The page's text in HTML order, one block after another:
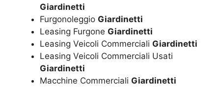
Giardinetti
Furgonoleggio Giardinetti
Leasing Furgone Giardinetti
Leasing Veicoli Commerciali Giardinetti
Leasing Veicoli Commerciali Usati
Giardinetti
Macchine Commerciali Giardinetti